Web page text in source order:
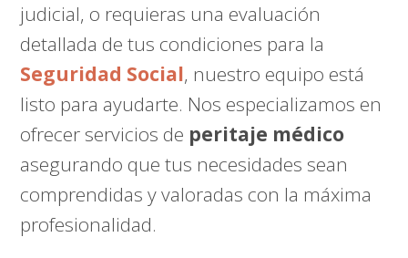
judicial, o requieras una evaluación
detallada de tus condiciones para la
Seguridad Social, nuestro equipo está
listo para ayudarte. Nos especializamos en
ofrecer servicios de peritaje médico
asegurando que tus necesidades sean
comprendidas y valoradas con la máxima
profesionalidad.